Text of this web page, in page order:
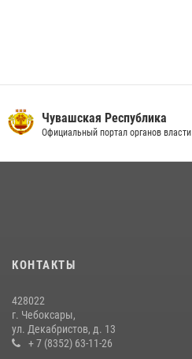
Чувашская Республика
Официальный портал органов власти
КОНТАКТЫ
428022
г. Чебоксары,
ул. Декабристов, д. 13
+ 7 (8352) 63-11-26